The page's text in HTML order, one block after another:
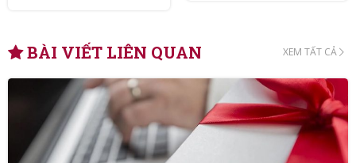
BÀI VIẾT LIÊN QUAN XEM TẤT CẢ